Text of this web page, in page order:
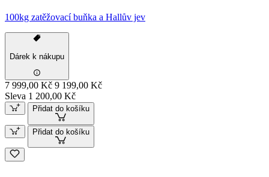
100kg zatěžovací buňka a Hallův jev
Dárek k nákupu
7 999,00 Kč 9 199,00 Kč
Sleva 1 200,00 Kč
Přidat do košíku
Přidat do košíku